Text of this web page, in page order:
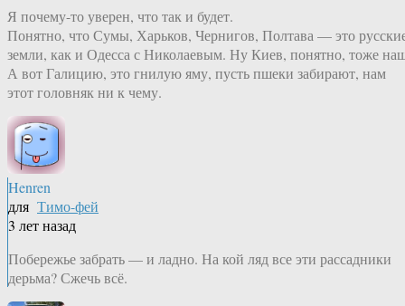
Я почему-то уверен, что так и будет.
Понятно, что Сумы, Харьков, Чернигов, Полтава — это
земли, как и Одесса с Николаевым. Ну Киев, понятно, тоже
А вот Галицию, это гнилую яму, пусть пшеки забирают, нам
этот головняк ни к чему.
Henren
для Тимо-фей
3 лет назад
Побережье забрать — и ладно. На кой ляд все эти рассадники
дерьма? Сжечь всё.